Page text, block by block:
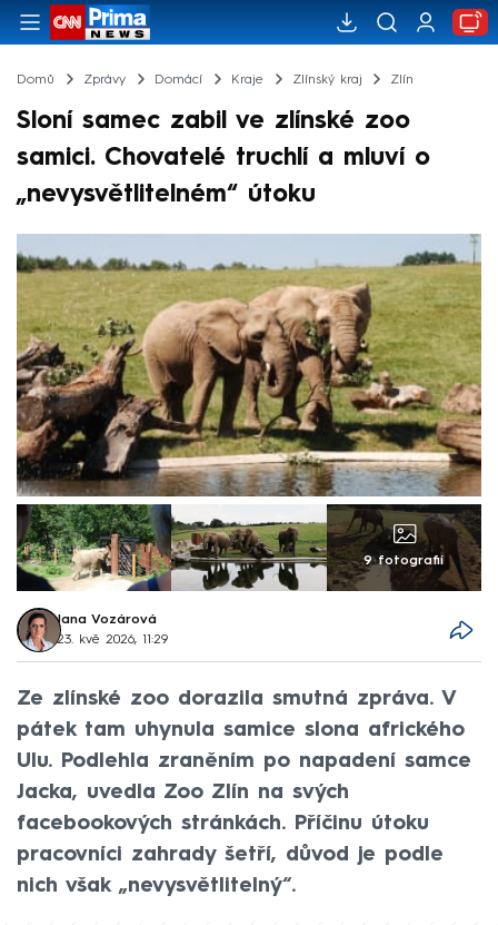
Domů Zprávy Domácí Kraje Zlínský kraj Zlín
Sloní samec zabil ve zlínské zoo
samici. Chovatelé truchlí a mluví o
„nevysvětlitelném“ útoku
9 fotografií
Jana Vozárová
23. kvě 2026, 11:29
Ze zlínské zoo dorazila smutná zpráva. V
pátek tam uhynula samice slona afrického
Ulu. Podlehla zraněním po napadení samce
Jacka, uvedla Zoo Zlín na svých
facebookových stránkách. Příčinu útoku
pracovníci zahrady šetří, důvod je podle
nich však „nevysvětlitelný“.